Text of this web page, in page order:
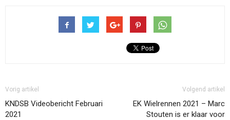
Vorig artikel
KNDSB Videobericht Februari
2021
Volgend artikel
EK Wielrennen 2021 – Marc
Stouten is er klaar voor